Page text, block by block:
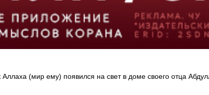
(мир ему) появился на свет в доме своего отца